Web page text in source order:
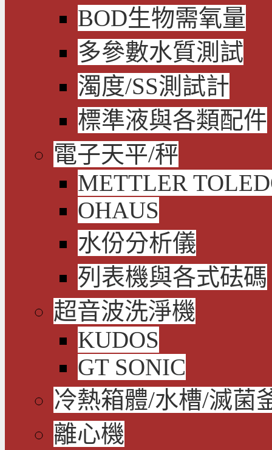
BOD生物需氧量
多參數水質測試
濁度/SS測試計
標準液與各類配件
電子天平/秤
METTLER
OHAUS
水份分析儀
列表機與各式砝碼
超音波洗淨機
KUDOS
GT SONIC
冷熱箱體/水槽/滅菌
離心機